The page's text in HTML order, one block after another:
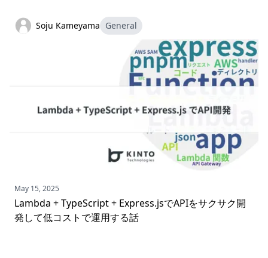
Soju Kameyama General
May 15, 2025
Lambda + TypeScript + Express.jsでAPIをサクサク開
発して低コストで運用する話